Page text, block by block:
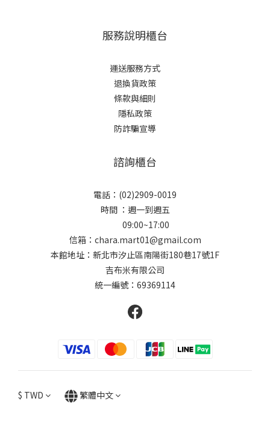
服務說明櫃台
運送服務方式
退換貨政策
條款與細則
隱私政策
防詐騙宣導
諮詢櫃台
電話：(02)2909-0019
時間 ：週一到週五
09:00~17:00
信箱：chara.mart01@gmail.com
本館地址：新北市汐止區南陽街180巷17號1F
吉布米有限公司
統一編號：69369114
$ TWD 繁體中文